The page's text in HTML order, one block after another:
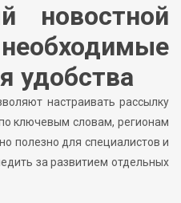
новостной
удобства
настраивать рассылку
ключевым словам, регионам
полезно для специалистов и
за развитием отдельных